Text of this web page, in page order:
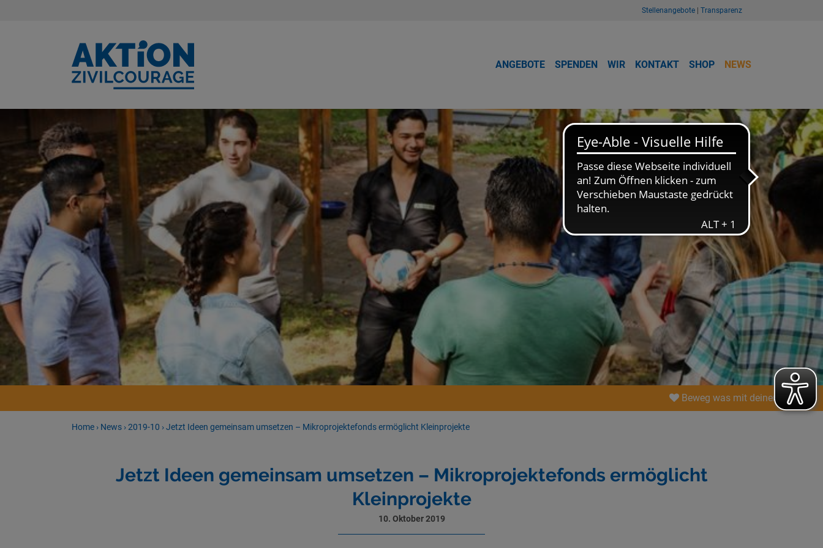
Stellenangebote Transparenz
ANGEBOTE SPENDEN WIR KONTAKT SHOP NEWS
Beweg was mit deiner Spende!
Home › News ›2019-10 ›Jetzt Ideen gemeinsam umsetzen – Mikroprojektefonds ermöglicht Kleinprojekte
Jetzt Ideen gemeinsam umsetzen – Mikroprojektefonds ermöglicht
Kleinprojekte
10. Oktober 2019